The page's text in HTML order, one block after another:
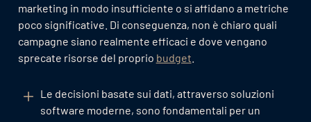
marketing in modo insufficiente o si affidano a metriche
poco significative. Di conseguenza, non è chiaro quali
campagne siano realmente efficaci e dove vengano
sprecate risorse del proprio budget
Le decisioni basate sui dati, attraverso soluzioni
software moderne, sono fondamentali per un